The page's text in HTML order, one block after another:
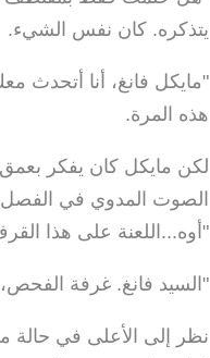
يتذكره. كان نفس الشيء.
"مايكل فانغ، أنا أتحدث
هذه المرة.
لكن مايكل كان يفكر
الصوت المدوي في
"أوه...اللعنة على هذا
"السيد فانغ. غرفة
نظر إلى الأعلى في حالة